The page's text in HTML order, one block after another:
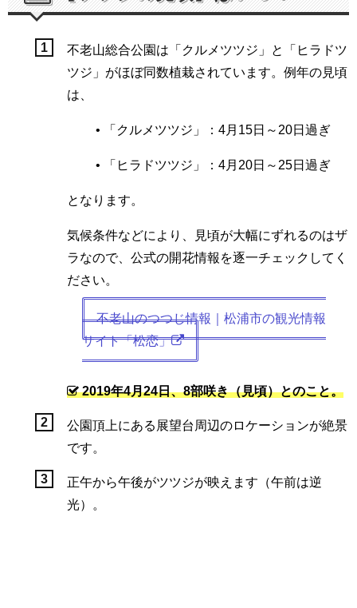
不老山総合公園は「クルメツツジ」と「ヒラドツ
ツジ」がほぼ同数植栽されています。例年の見頃
は、
• 「クルメツツジ」：4月15日～20日過ぎ
• 「ヒラドツツジ」：4月20日～25日過ぎ
となります。
気候条件などにより、見頃が大幅にずれるのはザ
ラなので、公式の開花情報を逐一チェックしてく
ださい。
不老山のつつじ情報｜松浦市の観光情報
サイト「松恋」
2019年4月24日、8部咲き（見頃）とのこと。
公園頂上にある展望台周辺のロケーションが絶景
です。
正午から午後がツツジが映えます（午前は逆
光）。